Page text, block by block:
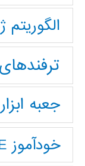
الگوریتم
جعبه
خودآموز HSPICE